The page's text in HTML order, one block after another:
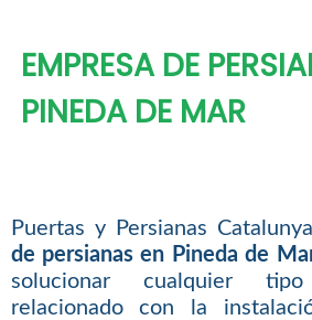
EMPRESA DE
PINEDA DE MAR
Puertas y Persianas
de persianas en Pineda de
solucionar cualquier
relacionado con la